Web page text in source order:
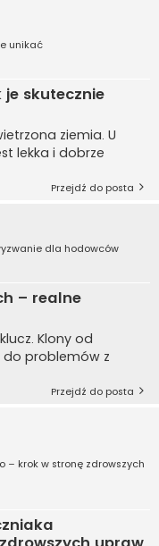
unikać
je skutecznie
ziemia. U
lekka i dobrze
Przejdź do posta
dla hodowców
– realne
Klony od
problemów z
Przejdź do posta
krok w stronę zdrowszych